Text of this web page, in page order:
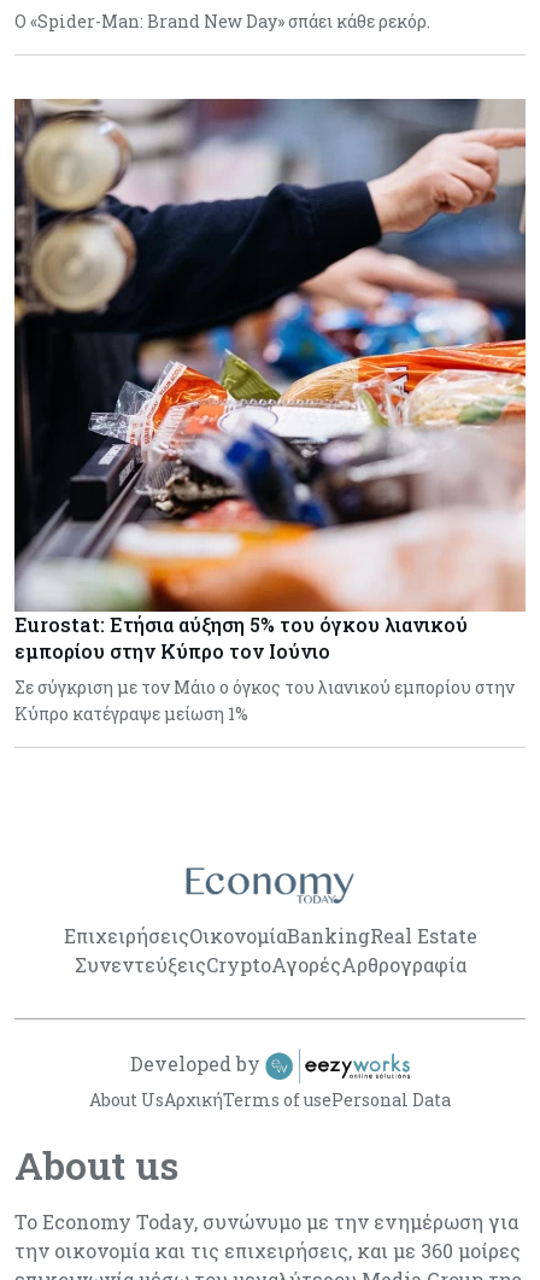
Ο «Spider-Man: Brand New Day» σπάει κάθε ρεκόρ.
Eurostat: Ετήσια αύξηση 5% του όγκου λιανικού
εμπορίου στην Κύπρο τον Ιούνιο
Σε σύγκριση με τον Μάιο ο όγκος του λιανικού εμπορίου στην
Κύπρο κατέγραψε μείωση 1%
ΕπιχειρήσειςΟικονομίαBankingReal Estate
ΣυνεντεύξειςCryptoΑγορέςΑρθρογραφία
About us
Το Economy Today, συνώνυμο με την ενημέρωση για
την οικονομία και τις επιχειρήσεις, και με 360 μοίρες
About UsΑρχικήTerms of usePersonal Data
Developed by